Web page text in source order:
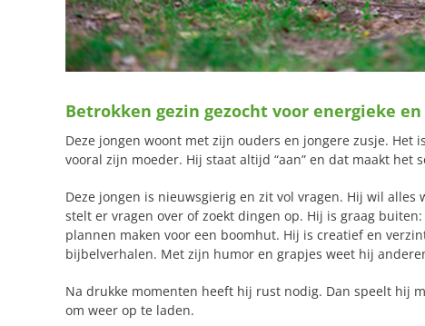
Betrokken gezin gezocht voor energieke
Deze jongen woont met zijn ouders en jongere zusje. Het
vooral zijn moeder. Hij staat altijd “aan” en dat maakt het
Deze jongen is nieuwsgierig en zit vol vragen. Hij wil
stelt er vragen over of zoekt dingen op. Hij is graag
plannen maken voor een boomhut. Hij is creatief en
bijbelverhalen. Met zijn humor en grapjes weet hij
Na drukke momenten heeft hij rust nodig. Dan speelt hij
om weer op te laden.